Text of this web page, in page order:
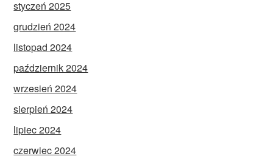
styczeń 2025
grudzień 2024
listopad 2024
październik 2024
wrzesień 2024
sierpień 2024
lipiec 2024
czerwiec 2024